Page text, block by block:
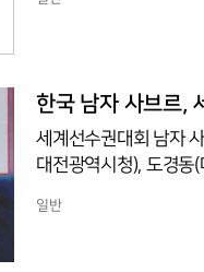
체력 향상에 도움이 되
못해 몸속 열이 빠르게
한국 남자 사브르,
세계선수권대회 남자
대전광역시청), 도경
다. 2022년에 이은 4
일반